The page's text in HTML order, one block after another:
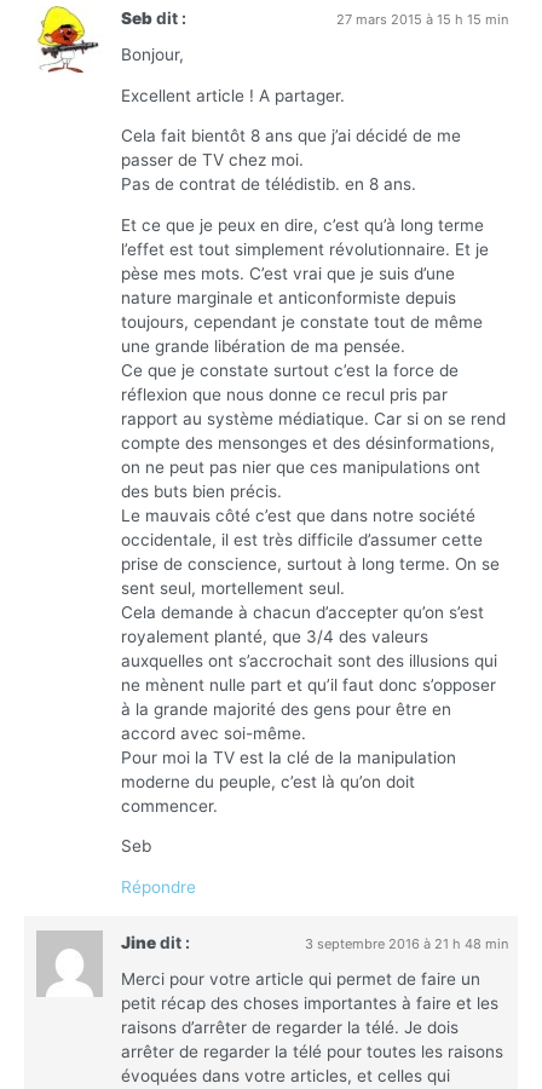
Sebdit : 27 mars 2015 à 15 h 15 min
Bonjour,
Excellent article ! A partager.
Cela fait bientôt 8 ans que j’ai décidé de me
passer de TV chez moi.
Pas de contrat de télédistib. en 8 ans.
Et ce que je peux en dire, c’est qu’à long terme
l’effet est tout simplement révolutionnaire. Et je
pèse mes mots. C’est vrai que je suis d’une
nature marginale et anticonformiste depuis
toujours, cependant je constate tout de même
une grande libération de ma pensée.
Ce que je constate surtout c’est la force de
réflexion que nous donne ce recul pris par
rapport au système médiatique. Car si on se rend
compte des mensonges et des désinformations,
on ne peut pas nier que ces manipulations ont
des buts bien précis.
Le mauvais côté c’est que dans notre société
occidentale, il est très difficile d’assumer cette
prise de conscience, surtout à long terme. On se
sent seul, mortellement seul.
Cela demande à chacun d’accepter qu’on s’est
royalement planté, que 3/4 des valeurs
auxquelles ont s’accrochait sont des illusions qui
ne mènent nulle part et qu’il faut donc s’opposer
à la grande majorité des gens pour être en
accord avec soi-même.
Pour moi la TV est la clé de la manipulation
moderne du peuple, c’est là qu’on doit
commencer.
Seb
Répondre
Jinedit : 3 septembre 2016 à 21 h 48 min
Merci pour votre article qui permet de faire un
petit récap des choses importantes à faire et les
raisons d’arrêter de regarder la télé. Je dois
arrêter de regarder la télé pour toutes les raisons
évoquées dans votre articles, et celles qui